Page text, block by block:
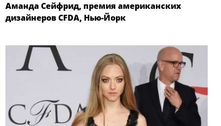
Аманда Сейфрид, премия американских
дизайнеров CFDA, Нью-Йорк